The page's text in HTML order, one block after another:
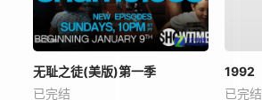
无耻之徒(美版)第一季
已完结
1992
已完结